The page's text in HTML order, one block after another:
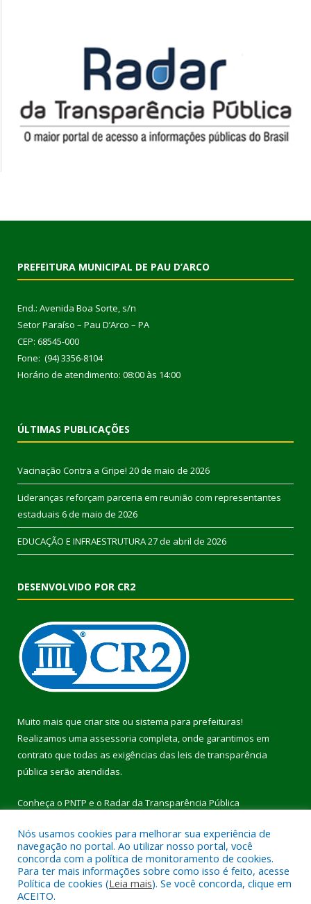
PREFEITURA MUNICIPAL DE PAU D’ARCO
End.: Avenida Boa Sorte, s/n
Setor Paraíso – Pau D’Arco – PA
CEP: 68545-000
Fone: (94) 3356-8104
Horário de atendimento: 08:00 às 14:00
ÚLTIMAS PUBLICAÇÕES
Vacinação Contra a Gripe! 20 de maio de 2026
Lideranças reforçam parceria em reunião com representantes
estaduais 6 de maio de 2026
EDUCAÇÃO E INFRAESTRUTURA27 de abril de 2026
DESENVOLVIDO POR CR2
Muito mais que criar site ou sistema para prefeituras!
Realizamos uma assessoria completa, onde garantimos em
contrato que todas as exigências das leis de transparência
pública serão atendidas.
Conheça o PNTP e o Radar da Transparência Pública
Todos os direitos reservados a Prefeitura Municipal de Pau
D’Arco.
Nós usamos cookies para melhorar sua experiência de
navegação no portal. Ao utilizar nosso portal, você
concorda com a política de monitoramento de cookies.
Para ter mais informações sobre como isso é feito, acesse
Política de cookies (Leia mais). Se você concorda, clique em
ACEITO.